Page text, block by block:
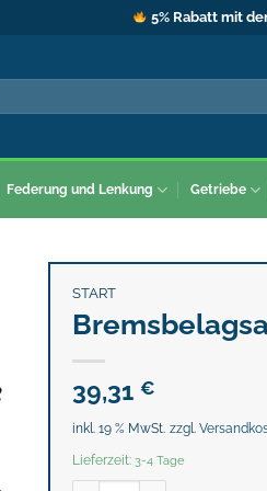
5% Rabatt mit
Federung und Lenkung Getriebe
START
39,31 €
inkl. 19 % MwSt. zzgl.
Lieferzeit: 3-4 Tage